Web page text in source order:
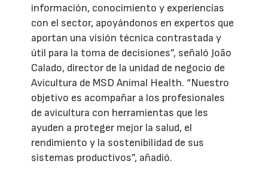
información, conocimiento y experiencias
con el sector, apoyándonos en expertos que
aportan una visión técnica contrastada y
útil para la toma de decisiones”, señaló João
Calado, director de la unidad de negocio de
Avicultura de MSD Animal Health. “Nuestro
objetivo es acompañar a los profesionales
de avicultura con herramientas que les
ayuden a proteger mejor la salud, el
rendimiento y la sostenibilidad de sus
sistemas productivos”, añadió.